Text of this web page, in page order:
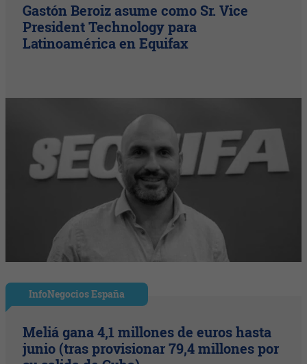
Gastón Beroiz asume como Sr. Vice
President Technology para
Latinoamérica en Equifax
InfoNegocios España
Meliá gana 4,1 millones de euros hasta
junio (tras provisionar 79,4 millones por